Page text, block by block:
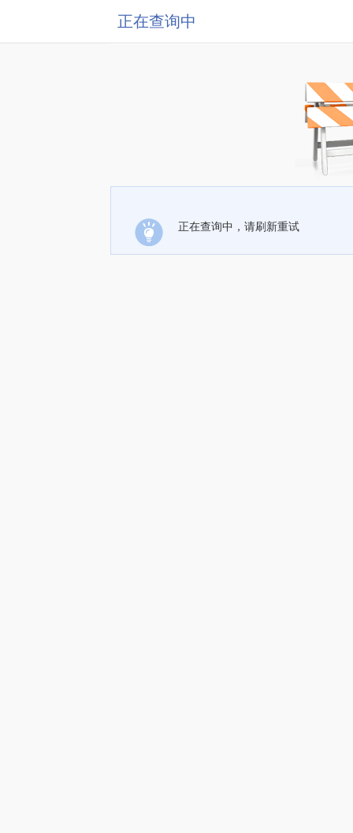
正在查询中
正在查询中，请刷新重试